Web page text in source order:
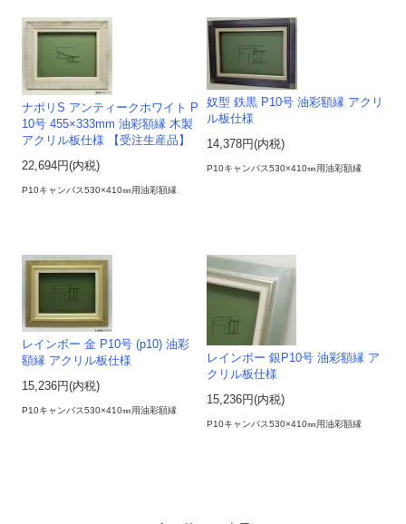
ナポリS アンティークホワイト P
10号 455×333mm 油彩額縁 木製
アクリル板仕様 【受注生産品】
22,694円(内税)
P10キャンバス530×410㎜用油彩額縁
奴型 鉄黒 P10号 油彩額縁 アクリ
ル板仕様
14,378円(内税)
P10キャンバス530×410㎜用油彩額縁
レインボー 金 P10号 (p10) 油彩
額縁 アクリル板仕様
15,236円(内税)
P10キャンバス530×410㎜用油彩額縁
レインボー 銀P10号 油彩額縁 ア
クリル板仕様
15,236円(内税)
P10キャンバス530×410㎜用油彩額縁